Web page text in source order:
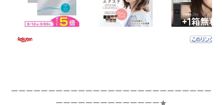
ーーーーーーーーーーーーーーーーーーーーーーーーーーー
ーーーーーーーーーーーーーー★